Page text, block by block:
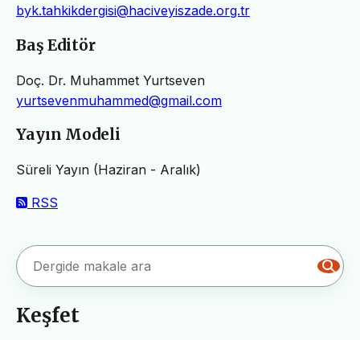
byk.tahkikdergisi@haciveyiszade.org.tr
Baş Editör
Doç. Dr. Muhammet Yurtseven
yurtsevenmuhammed@gmail.com
Yayın Modeli
Süreli Yayın (Haziran - Aralık)
RSS
Keşfet